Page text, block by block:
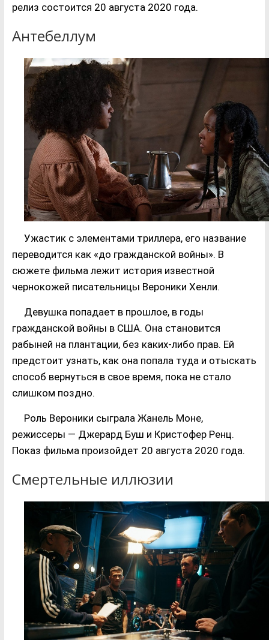
релиз состоится 20 августа 2020 года.
Антебеллум
Ужастик с элементами триллера, его название
переводится как «до гражданской войны». В
сюжете фильма лежит история известной
чернокожей писательницы Вероники Хенли.
Девушка попадает в прошлое, в годы
гражданской войны в США. Она становится
рабыней на плантации, без каких-либо прав. Ей
предстоит узнать, как она попала туда и отыскать
способ вернуться в свое время, пока не стало
слишком поздно.
Роль Вероники сыграла Жанель Моне,
режиссеры — Джерард Буш и Кристофер Ренц.
Показ фильма произойдет 20 августа 2020 года.
Смертельные иллюзии